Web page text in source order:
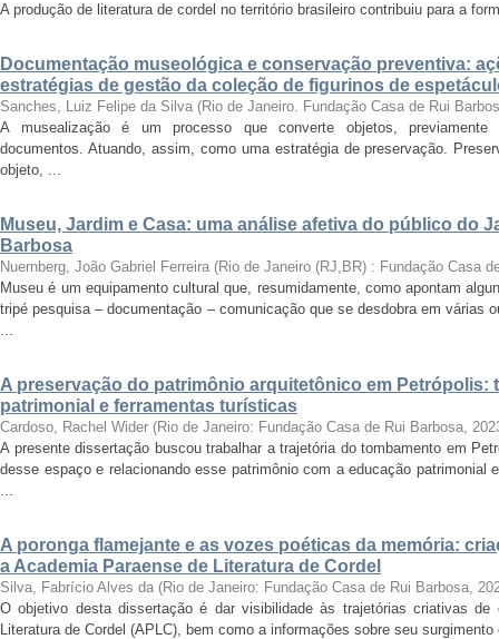
A produção de literatura de cordel no território brasileiro contribuiu para a
Documentação museológica e conservação preventiva:
estratégias de gestão da coleção de figurinos de
Sanches, Luiz Felipe da Silva (Rio de Janeiro. Fundação Casa de Rui
A musealização é um processo que converte objetos, previamente
documentos. Atuando, assim, como uma estratégia de preservação.
objeto, ...
Museu, Jardim e Casa: uma análise afetiva do público do
Barbosa
Nuernberg, João Gabriel Ferreira (Rio de Janeiro (RJ,BR) : Fundação Casa
Museu é um equipamento cultural que, resumidamente, como apontam
tripé pesquisa – documentação – comunicação que se desdobra em várias
...
A preservação do patrimônio arquitetônico em Petrópolis:
patrimonial e ferramentas turísticas
Cardoso, Rachel Wider (Rio de Janeiro: Fundação Casa de Rui Barbosa,
A presente dissertação buscou trabalhar a trajetória do tombamento em
desse espaço e relacionando esse patrimônio com a educação patrimonial
...
A poronga flamejante e as vozes poéticas da memória:
a Academia Paraense de Literatura de Cordel
Silva, Fabrício Alves da (Rio de Janeiro: Fundação Casa de Rui Barbosa,
O objetivo desta dissertação é dar visibilidade às trajetórias criativas de
Literatura de Cordel (APLC), bem como a informações sobre seu